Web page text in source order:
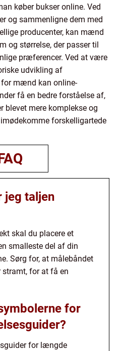
køber bukser online. Ved
og sammenligne dem med
producenter, kan mænd
og størrelse, der passer til
præferencer. Ved at være
udvikling af
mænd kan online-
få en bedre forståelse af,
blevet mere komplekse og
forskelligartede
jeg taljen
skal du placere et
smalleste del af din
Sørg for, at målebåndet
stramt, for at få en
for
for længde